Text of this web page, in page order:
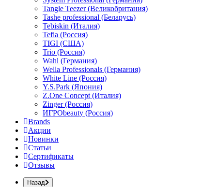
Tangle Teezer (Великобритания)
Tashe professional (Беларусь)
Tebiskin (Италия)
Tefia (Россия)
TIGI (США)
Trio (Россия)
Wahl (Германия)
Wella Professionals (Германия)
White Line (Россия)
Y.S.Park (Япония)
Z.One Concept (Италия)
Zinger (Россия)
ИГРОbeauty (Россия)
Brands
Акции
Новинки
Статьи
Сертификаты
Отзывы
Назад